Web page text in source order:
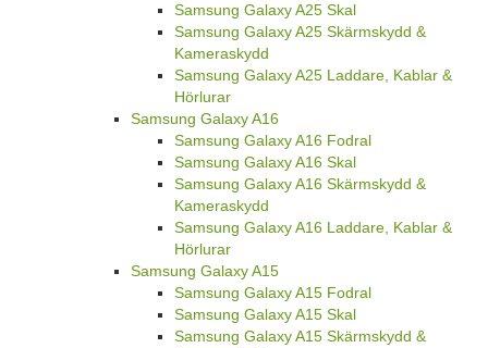
Samsung Galaxy A25 Skal
Samsung Galaxy A25 Skärmskydd &
Kameraskydd
Samsung Galaxy A25 Laddare, Kablar &
Hörlurar
Samsung Galaxy A16
Samsung Galaxy A16 Fodral
Samsung Galaxy A16 Skal
Samsung Galaxy A16 Skärmskydd &
Kameraskydd
Samsung Galaxy A16 Laddare, Kablar &
Hörlurar
Samsung Galaxy A15
Samsung Galaxy A15 Fodral
Samsung Galaxy A15 Skal
Samsung Galaxy A15 Skärmskydd &